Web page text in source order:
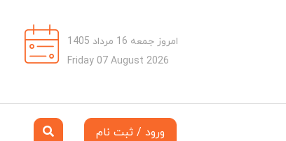
امروز جمعه 16 مرداد 1405
Friday 07 August 2026
ورود / ثبت نام